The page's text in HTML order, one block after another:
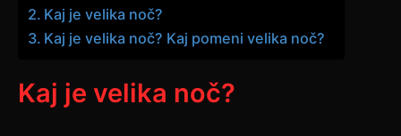
Kaj je velika noč?
Kaj je velika noč? Kaj pomeni velika noč?
Kaj je velika noč?